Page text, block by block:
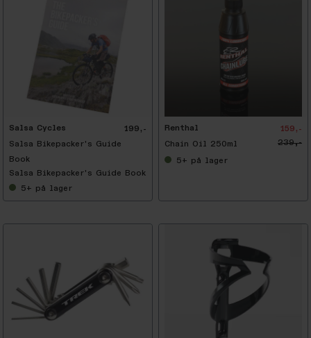
Salsa Cycles
Salsa Bikepacker's Guide
Book
199,-
Salsa Bikepacker's Guide Book
5+ på lager
Renthal
Chain Oil 250ml
159,-
239,-
5+ på lager